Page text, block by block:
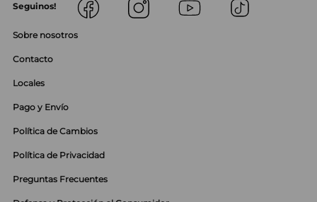
Seguinos!
Sobre nosotros
Contacto
Locales
Pago y Envío
Política de Cambios
Política de Privacidad
Preguntas Frecuentes